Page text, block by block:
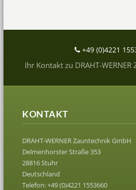
+49 (0)4221
Ihr Kontakt zu DRAHT-
KONTAKT
DRAHT-WERNER Zauntechnik GmbH
Delmenhorster Straße 353
28816 Stuhr
Deutschland
Telefon: +49 (0)4221 1553660